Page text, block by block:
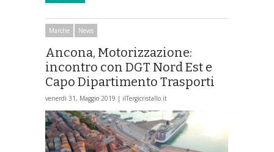
Marche News
Ancona, Motorizzazione:
incontro con DGT Nord Est e
Capo Dipartimento Trasporti
venerdì 31, Maggio 2019 | ilTergicristallo.it